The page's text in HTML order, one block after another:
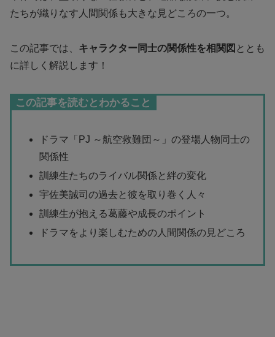
たちが織りなす人間関係も大きな見どころの一つ。
この記事では、 キャラクター同士の関係性を相関図 ととも
に詳しく解説します！
この記事を読むとわかること
ドラマ「PJ ～航空救難団～」の登場人物同士の
関係性
訓練生たちのライバル関係と絆の変化
宇佐美誠司の過去と彼を取り巻く人々
訓練生が抱える葛藤や成長のポイント
ドラマをより楽しむための人間関係の見どころ